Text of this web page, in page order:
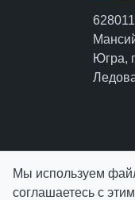
Югра,
Мы используем
соглашаетесь с